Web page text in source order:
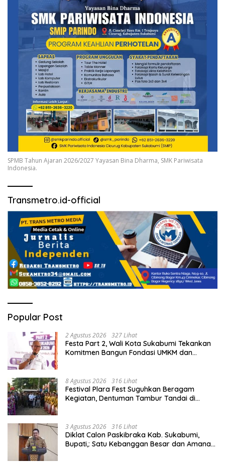
SPMB Tahun Ajaran 2026/2027 Yayasan Bina Dharma, SMK Pariwisata
Indonesia.
Transmetro.id-official
Popular Post
2 Agustus 2026 327 Lihat
Festa Part 2, Wali Kota Sukabumi Tekankan
Komitmen Bangun Fondasi UMKM dan
8 Agustus 2026 316 Lihat
Festival Plara Fest Suguhkan Beragam
Kegiatan, Dentuman Tambur Tandai di
3 Agustus 2026 316 Lihat
Diklat Calon Paskibraka Kab. Sukabumi,
Bupati,: Satu Kebanggan Besar dan Amanah